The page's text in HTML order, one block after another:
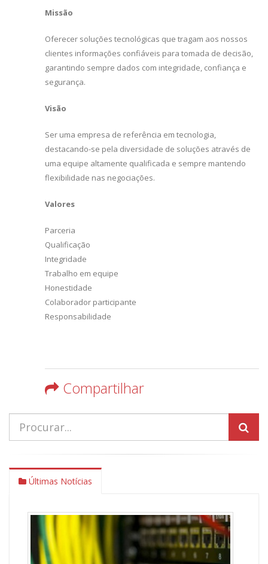
Missão
Oferecer soluções tecnológicas que tragam aos nossos
clientes informações confiáveis para tomada de decisão,
garantindo sempre dados com integridade, confiança e
segurança.
Visão
Ser uma empresa de referência em tecnologia,
destacando-se pela diversidade de soluções através de
uma equipe altamente qualificada e sempre mantendo
flexibilidade nas negociações.
Valores
Parceria
Qualificação
Integridade
Trabalho em equipe
Honestidade
Colaborador participante
Responsabilidade
Compartilhar
Últimas Notícias